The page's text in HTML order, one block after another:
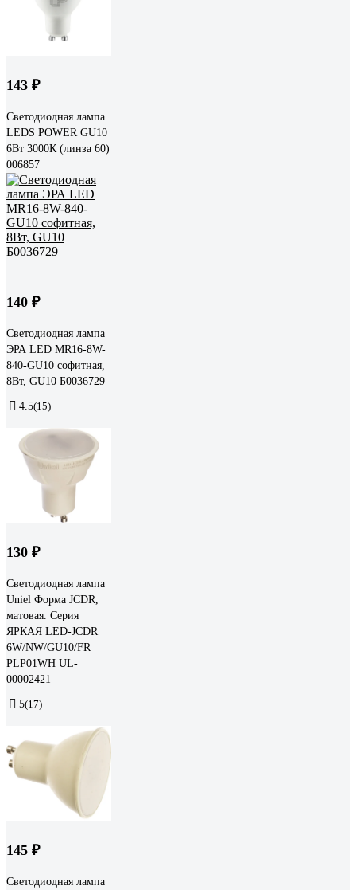
143 ₽
Светодиодная лампа
LEDS POWER GU10
6Вт 3000К (линза 60)
006857
140 ₽
Светодиодная лампа
ЭРА LED MR16-8W-
840-GU10 софитная,
8Вт, GU10 Б0036729
4.5(15)
130 ₽
Светодиодная лампа
Uniel Форма JCDR,
матовая. Серия
ЯРКАЯ LED-JCDR
6W/NW/GU10/FR
PLP01WH UL-
00002421
5(17)
145 ₽
Светодиодная лампа